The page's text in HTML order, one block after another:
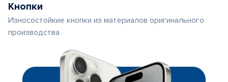
Кнопки
Износостойкие кнопки из материалов оригинального
производства